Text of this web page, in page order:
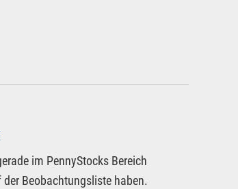
im PennyStocks Bereich
Beobachtungsliste haben.